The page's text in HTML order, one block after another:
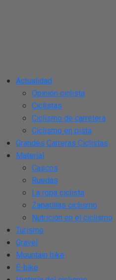
Actualidad
Opinión ciclista
Ciclistas
Ciclismo de carretera
Ciclismo en pista
Grandes Carreras Ciclistas
Material
Cascos
Ruedas
La ropa ciclista
Zapatillas ciclismo
Nutrición en el ciclismo
Turismo
Gravel
Mountain bike
E-bike